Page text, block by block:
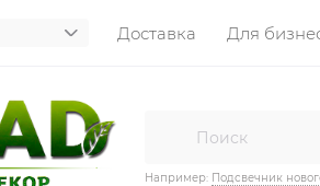
Доставка Для
Например: Подсвечник